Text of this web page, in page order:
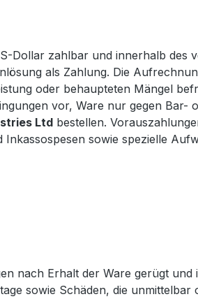
Dollar zahlbar und innerhalb
als Zahlung. Die
oder behaupteten Mängel
vor, Ware nur gegen
Ltd bestellen.
sowie spezielle
nach Erhalt der Ware gerügt
sowie Schäden, die